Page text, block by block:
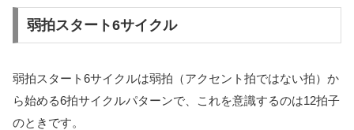
弱拍スタート6サイクル
弱拍スタート6サイクルは弱拍（アクセント拍ではない拍）か
ら始める6拍サイクルパターンで、これを意識するのは12拍子
のときです。